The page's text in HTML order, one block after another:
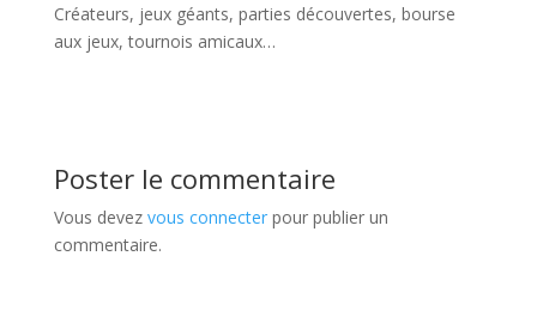
Créateurs, jeux géants, parties découvertes, bourse
aux jeux, tournois amicaux…
Poster le commentaire
Vous devez vous connecterpour publier un
commentaire.